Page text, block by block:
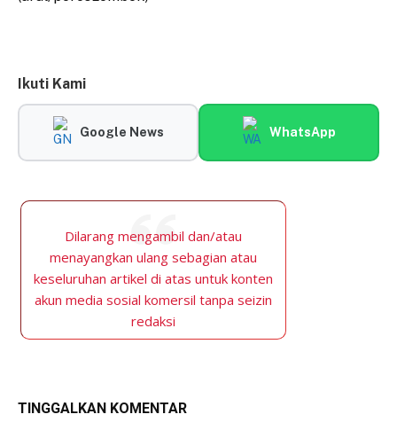
Ikuti Kami
Google News WhatsApp
Dilarang mengambil dan/atau
menayangkan ulang sebagian atau
keseluruhan artikel di atas untuk konten
akun media sosial komersil tanpa seizin
redaksi
TINGGALKAN KOMENTAR